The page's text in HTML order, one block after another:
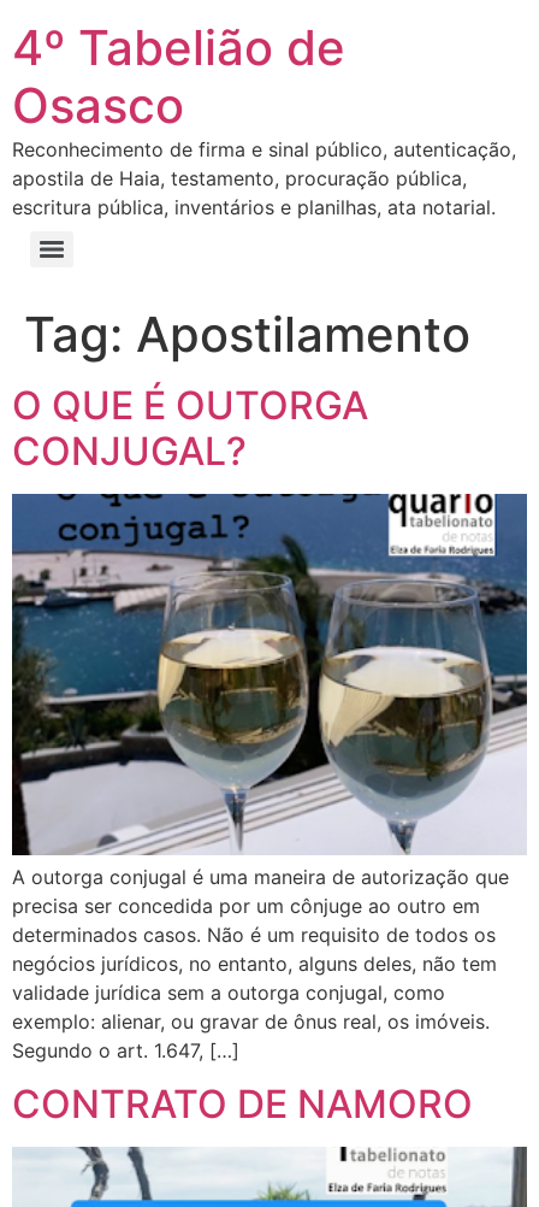
4º Tabelião de
Osasco
Reconhecimento de firma e sinal público, autenticação,
apostila de Haia, testamento, procuração pública,
escritura pública, inventários e planilhas, ata notarial.
Tag: Apostilamento
O QUE É OUTORGA
CONJUGAL?
A outorga conjugal é uma maneira de autorização que
precisa ser concedida por um cônjuge ao outro em
determinados casos. Não é um requisito de todos os
negócios jurídicos, no entanto, alguns deles, não tem
validade jurídica sem a outorga conjugal, como
exemplo: alienar, ou gravar de ônus real, os imóveis.
Segundo o art. 1.647, […]
CONTRATO DE NAMORO